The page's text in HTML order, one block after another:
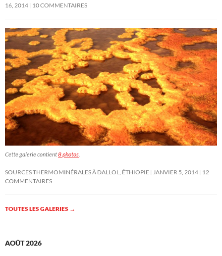
16, 2014 10 COMMENTAIRES
Cette galerie contient8 photos
SOURCES THERMOMINÉRALES À DALLOL, ÉTHIOPIE JANVIER 5, 2014 12
COMMENTAIRES
TOUTES LES GALERIES →
AOÛT 2026